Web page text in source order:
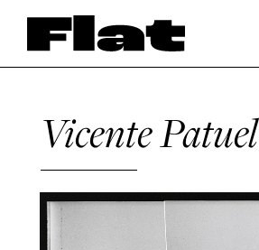
Vicente Patuel